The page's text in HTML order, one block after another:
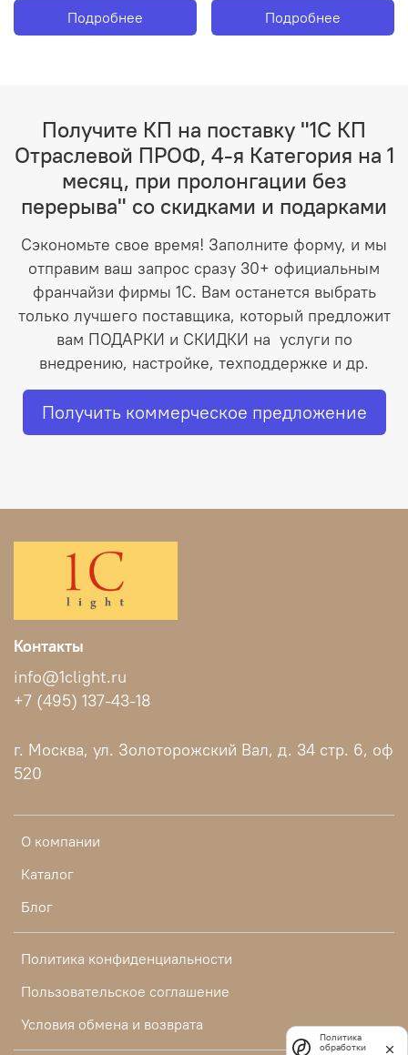
Подробнее
Подробнее
Получите КП на поставку "1С КП
Отраслевой ПРОФ, 4-я Категория на 1
месяц, при пролонгации без
перерыва" со скидками и подарками
Сэкономьте свое время! Заполните форму, и мы
отправим ваш запрос сразу 30+ официальным
франчайзи фирмы 1С. Вам останется выбрать
только лучшего поставщика, который предложит
вам ПОДАРКИ и СКИДКИ на услуги по
внедрению, настройке, техподдержке и др.
Получить коммерческое предложение
О компании
Каталог
Блог
Политика конфиденциальности
Пользовательское соглашение
Условия обмена и возврата
Контакты
info@1clight.ru
+7 (495) 137-43-18
г. Москва, ул. Золоторожский Вал, д. 34 стр. 6, оф
520
Политика
обработки